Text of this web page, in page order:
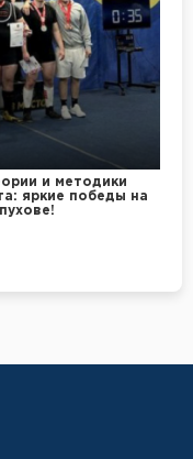
и методики
яркие победы на